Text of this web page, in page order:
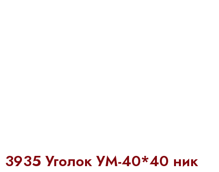
3935 Уголок УМ-40*40 ник